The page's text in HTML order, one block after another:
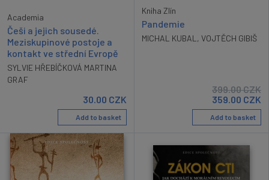
Academia
Češi a jejich sousedé.
Meziskupinové postoje a
kontakt ve střední Evropě
SYLVIE HŘEBÍČKOVÁ MARTINA
GRAF
30.00 CZK
Add to basket
Kniha Zlín
Pandemie
MICHAL KUBAL, VOJTĚCH GIBIŠ
399.00CZK
359.00 CZK
Add to basket